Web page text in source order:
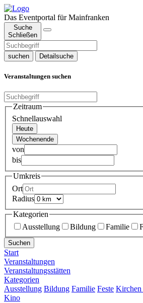
Das Eventportal für Mainfranken
Suche
Schließen
suchen Detailsuche
Veranstaltungen suchen
Zeitraum
Schnellauswahl
Heute
Wochenende
von
bis
Umkreis
Ort
Radius
Kategorien
Ausstellung
Bildung Familie
Suchen
Start
Veranstaltungen
Veranstaltungsstätten
Kategorien
Ausstellung Bildung Familie Feste Kirchen
Kino